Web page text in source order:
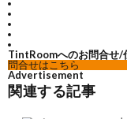
TintRoomへのお問合せ/
問合せはこちら
Advertisement
関連する記事